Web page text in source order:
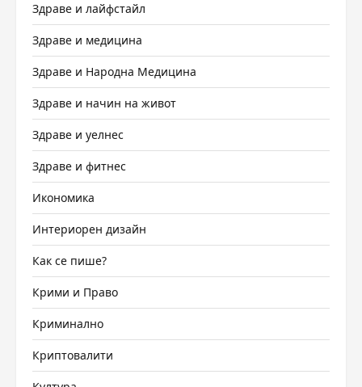
Здраве и лайфстайл
Здраве и медицина
Здраве и Народна Медицина
Здраве и начин на живот
Здраве и уелнес
Здраве и фитнес
Икономика
Интериорен дизайн
Как се пише?
Крими и Право
Криминално
Криптовалити